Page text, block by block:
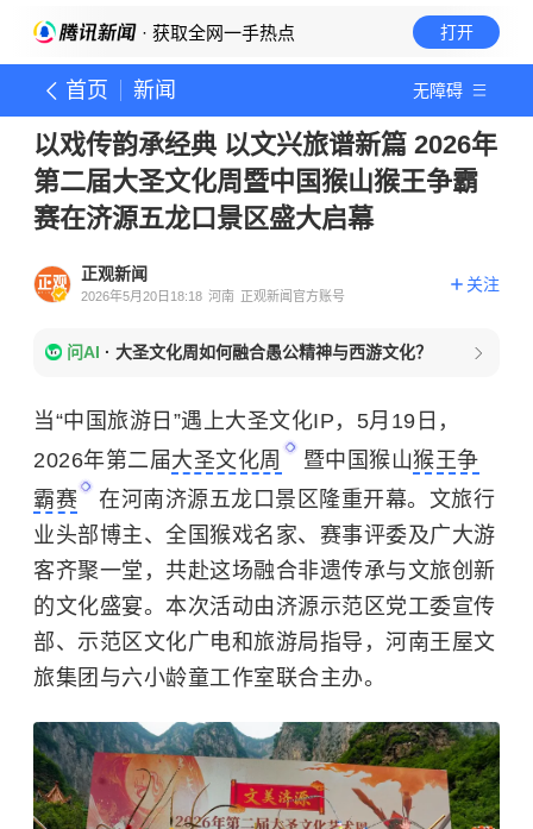
· 获取全网一手热点 打开
首页 新闻 无障碍
以戏传韵承经典 以文兴旅谱新篇 2026年
第二届大圣文化周暨中国猴山猴王争霸
赛在济源五龙口景区盛大启幕
正观新闻
2026年5月20日18:18 河南 正观新闻官方账号
关注
问AI · 大圣文化周如何融合愚公精神与西游文化？
当“中国旅游日”遇上大圣文化IP，5月19日，
2026年第二届大圣文化周 暨中国猴山猴王争
霸赛
在河南济源五龙口景区隆重开幕。文旅行
业头部博主、全国猴戏名家、赛事评委及广大游
客齐聚一堂，共赴这场融合非遗传承与文旅创新
的文化盛宴。本次活动由济源示范区党工委宣传
部、示范区文化广电和旅游局指导，河南王屋文
旅集团与六小龄童工作室联合主办。